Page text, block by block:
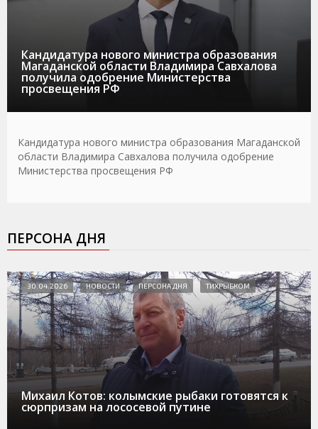
Кандидатура нового министра образования
Магаданской области Владимира Савхалова
получила одобрение Министерства
просвещения РФ
Кандидатура нового министра образования Магаданской
области Владимира Савхалова получила одобрение
Министерства просвещения РФ
ПЕРСОНА ДНЯ
Михаил Котов: колымские рыбаки готовятся к
сюрпризам на лососевой путине
30.04.2026 НОВОСТИ ПЕРСОНА ДНЯ ТИХРЫБКОМ